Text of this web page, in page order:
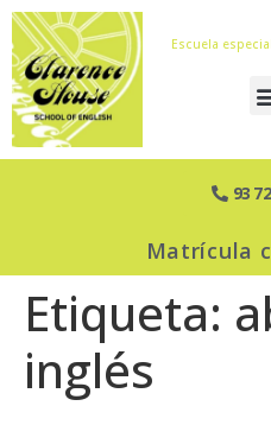
Escuela
93
Matrícula
Etiqueta:
inglés